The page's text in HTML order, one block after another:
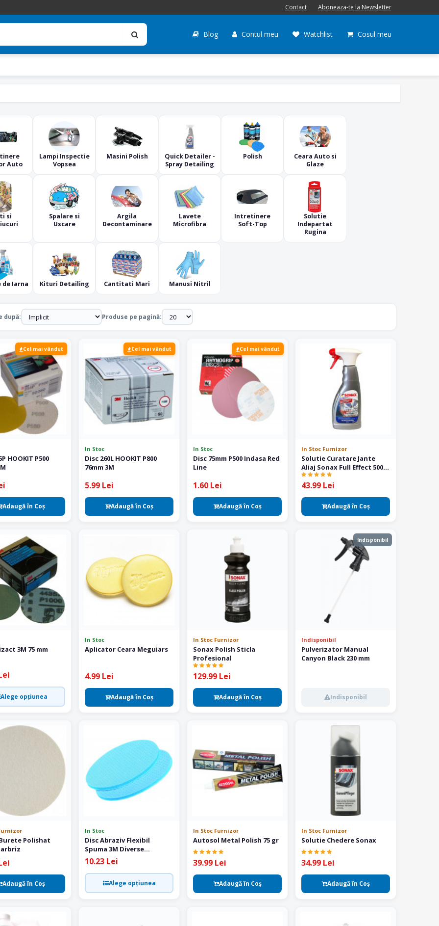
Contact Aboneaza-te la Newsletter
Blog Contul meu Watchlist Cosul meu
Auto
Lampi Inspectie
Vopsea
Masini Polish
Quick Detailer -
Spray Detailing
Polish
Ceara Auto si
Glaze
si
Spalare si
Uscare
Argila
Decontaminare
Lavete
Microfibra
Intretinere
Soft-Top
Solutie
Indepartat
Rugina
de Iarna Kituri Detailing Cantitati Mari Manusi Nitril
după: Produse pe pagină:
Cel mai vândut
HOOKIT P500
Adaugă în Coş
Cel mai vândut
In Stoc
Disc 260L HOOKIT P800
76mm 3M
5.99 Lei
Adaugă în Coş
Cel mai vândut
In Stoc
Disc 75mm P500 Indasa Red
Line
1.60 Lei
Adaugă în Coş
In Stoc Furnizor
Solutie Curatare Jante
Aliaj Sonax Full Effect 500
ml
43.99 Lei
Adaugă în Coş
3M 75 mm
Alege opțiunea
In Stoc
Aplicator Ceara Meguiars
4.99 Lei
Adaugă în Coş
In Stoc Furnizor
Sonax Polish Sticla
Profesional
129.99 Lei
Adaugă în Coş
Indisponibil
Indisponibil
Pulverizator Manual
Canyon Black 230 mm
Indisponibil
Polishat
Adaugă în Coş
In Stoc
Disc Abraziv Flexibil
Spuma 3M Diverse
Granulatii 75 mm
10.23 Lei
Alege opțiunea
In Stoc Furnizor
Autosol Metal Polish 75 gr
39.99 Lei
Adaugă în Coş
In Stoc Furnizor
Solutie Chedere Sonax
34.99 Lei
Adaugă în Coş